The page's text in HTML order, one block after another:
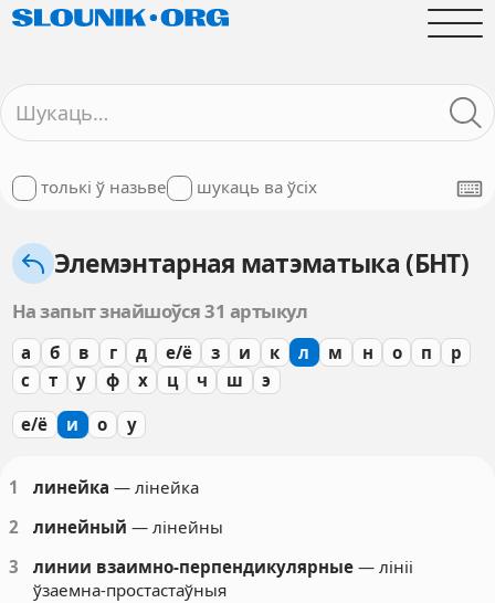
толькі ў назьве шукаць ва ўсіх
Элемэнтарная матэматыка (БНТ)
На запыт знайшоўся 31 артыкул
а б в г д е/ё з и к л м н о п
р
с
т у ф х ц ч ш э
е/ё и о у
1 линейка — лінейка
2
линейный — лінейны
3
линии взаимно-перпендикулярные — лініі
ўзаемна-простастаўныя